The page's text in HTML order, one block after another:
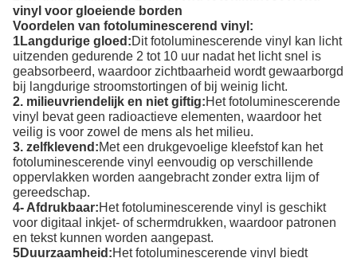
vinyl voor gloeiende borden
Voordelen van fotoluminescerend vinyl:
1Langdurige gloed:Dit fotoluminescerende vinyl kan licht
uitzenden gedurende 2 tot 10 uur nadat het licht snel is
geabsorbeerd, waardoor zichtbaarheid wordt gewaarborgd
bij langdurige stroomstortingen of bij weinig licht.
2. milieuvriendelijk en niet giftig:Het fotoluminescerende
vinyl bevat geen radioactieve elementen, waardoor het
veilig is voor zowel de mens als het milieu.
3. zelfklevend:Met een drukgevoelige kleefstof kan het
fotoluminescerende vinyl eenvoudig op verschillende
oppervlakken worden aangebracht zonder extra lijm of
gereedschap.
4- Afdrukbaar:Het fotoluminescerende vinyl is geschikt
voor digitaal inkjet- of schermdrukken, waardoor patronen
en tekst kunnen worden aangepast.
5Duurzaamheid:Het fotoluminescerende vinyl biedt